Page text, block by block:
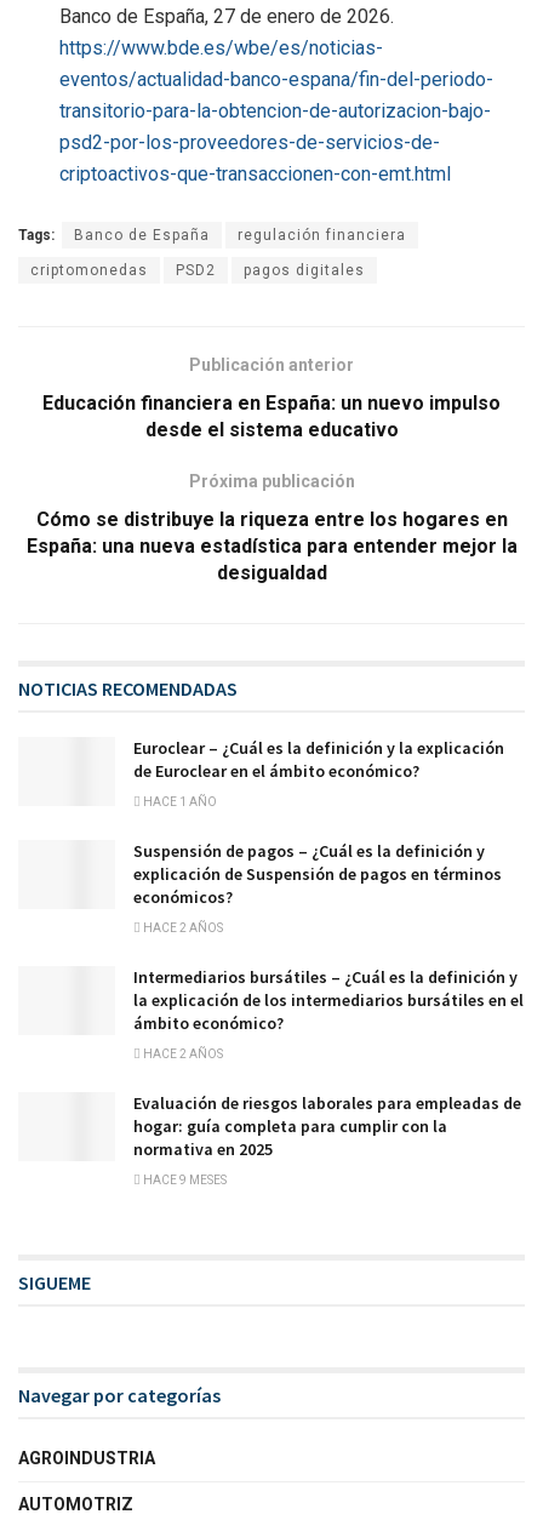
Banco de España, 27 de enero de 2026.
https://www.bde.es/wbe/es/noticias-
eventos/actualidad-banco-espana/fin-del-periodo-
transitorio-para-la-obtencion-de-autorizacion-bajo-
psd2-por-los-proveedores-de-servicios-de-
criptoactivos-que-transaccionen-con-emt.html
Tags: Banco de España regulación financiera
criptomonedas PSD2 pagos digitales
Publicación anterior
Educación financiera en España: un nuevo impulso
desde el sistema educativo
Próxima publicación
Cómo se distribuye la riqueza entre los hogares en
España: una nueva estadística para entender mejor la
desigualdad
NOTICIAS RECOMENDADAS
Euroclear – ¿Cuál es la definición y la explicación
de Euroclear en el ámbito económico?
HACE 1 AÑO
Suspensión de pagos – ¿Cuál es la definición y
explicación de Suspensión de pagos en términos
económicos?
HACE 2 AÑOS
Intermediarios bursátiles – ¿Cuál es la definición y
la explicación de los intermediarios bursátiles en el
ámbito económico?
HACE 2 AÑOS
Evaluación de riesgos laborales para empleadas de
hogar: guía completa para cumplir con la
normativa en 2025
HACE 9 MESES
SIGUEME
Navegar por categorías
AGROINDUSTRIA
AUTOMOTRIZ